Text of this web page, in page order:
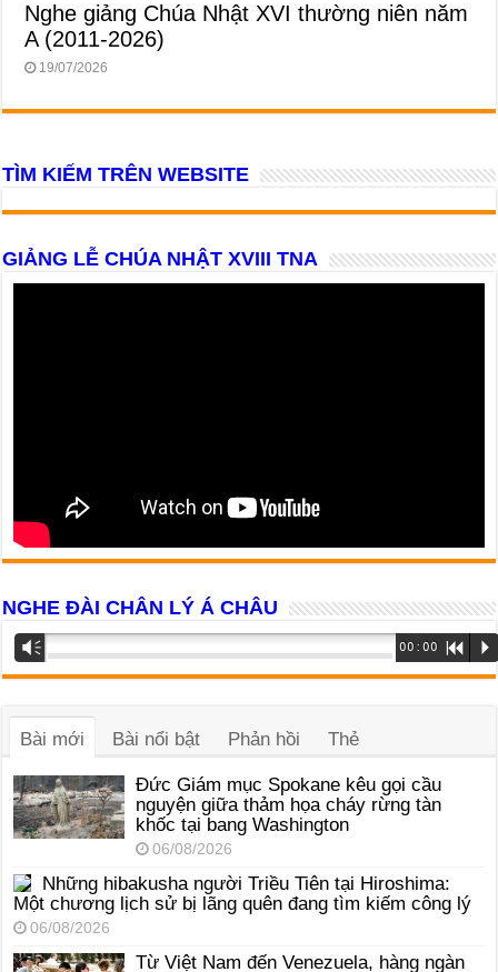
Nghe giảng Chúa Nhật XVI thường niên năm
A (2011-2026)
19/07/2026
TÌM KIẾM TRÊN WEBSITE
GIẢNG LỄ CHÚA NHẬT XVIII TNA
NGHE ĐÀI CHÂN LÝ Á CHÂU
Trình
phát
Vm 00:00 R P
Bài mới Bài nổi bật Phản hồi Thẻ
Đức Giám mục Spokane kêu gọi cầu
nguyện giữa thảm họa cháy rừng tàn
khốc tại bang Washington
06/08/2026
Những hibakusha người Triều Tiên tại Hiroshima:
Một chương lịch sử bị lãng quên đang tìm kiếm công lý
06/08/2026
Từ Việt Nam đến Venezuela, hàng ngàn